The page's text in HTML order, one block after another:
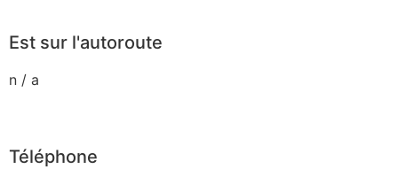
Est sur l'autoroute
n / a
Téléphone